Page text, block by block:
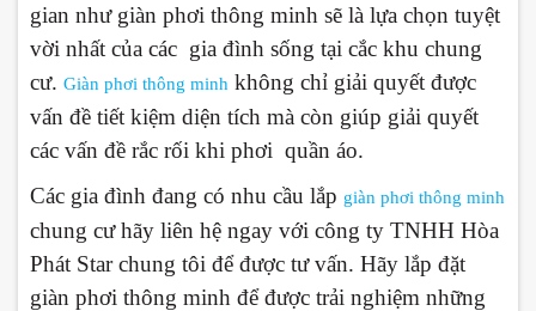
gian như giàn phơi thông minh sẽ là lựa chọn tuyệt
vời nhất của các gia đình sống tại cắc khu chung
cư. Giàn phơi thông minh không chỉ giải quyết được
vấn đề tiết kiệm diện tích mà còn giúp giải quyết
các vấn đề rắc rối khi phơi quần áo.
Các gia đình đang có nhu cầu lắp giàn phơi thông minh
chung cư hãy liên hệ ngay với công ty TNHH Hòa
Phát Star chung tôi để được tư vấn. Hãy lắp đặt
giàn phơi thông minh để được trải nghiệm những